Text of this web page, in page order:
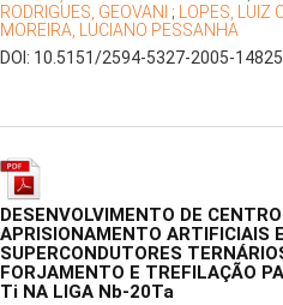
RODRIGUES, GEOVANI ; LOPES, LUIZ
MOREIRA, LUCIANO PESSANHA
DOI: 10.5151/2594-5327-2005-
DESENVOLVIMENTO DE
APRISIONAMENTO ARTIFICIAIS
SUPERCONDUTORES
FORJAMENTO E TREFILAÇÃO
Ti NA LIGA Nb-20Ta